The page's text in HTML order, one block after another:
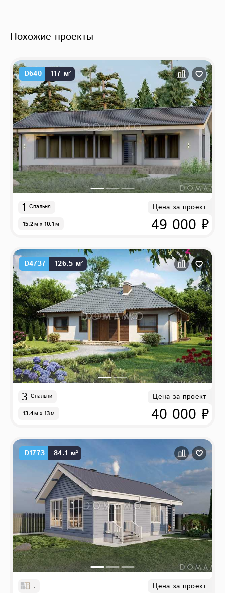
Похожие проекты
D640 117 м²
1 Спальня
15.2м x 10.1м
Цена за проект
49 000 ₽
D4737 126.5 м²
3 Спальни
13.4м x 13м
Цена за проект
40 000 ₽
D1773 84.1 м²
, Цена за проект